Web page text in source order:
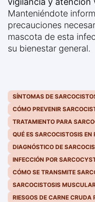
Manteniéndote
precauciones
mascota de esta
su bienestar general.
SÍNTOMAS DE
CÓMO PREVENIR
TRATAMIENTO PARA
QUÉ ES SARCOCISTOSIS EN
DIAGNÓSTICO DE
INFECCIÓN POR
CÓMO SE TRANSMITE
SARCOCISTOSIS
RIESGOS DE CARNE CRUDA